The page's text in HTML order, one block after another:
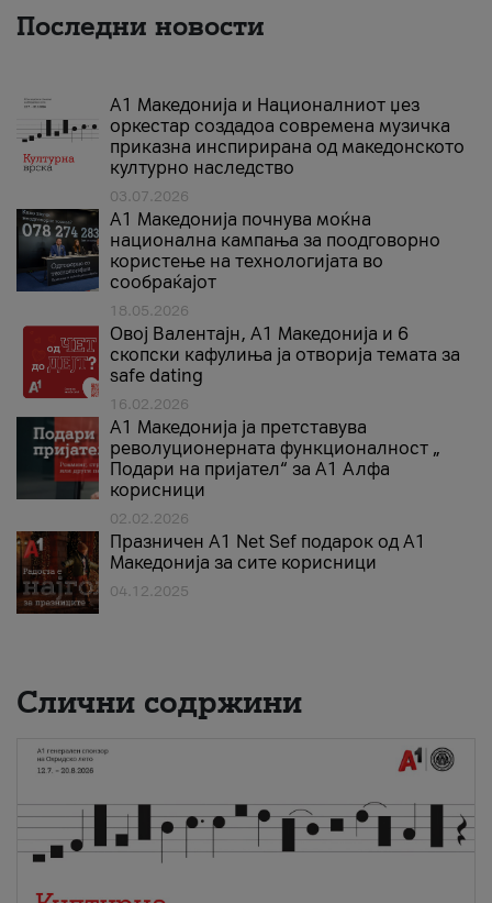
Последни новости
А1 Македонија и Националниот џез
оркестар создадоа современа музичка
приказна инспирирана од македонското
културно наследство
03.07.2026
A1 Македонија почнува моќна
национална кампања за поодговорно
користење на технологијата во
сообраќајот
18.05.2026
Овој Валентајн, A1 Македонија и 6
скопски кафулиња ја отворија темата за
safe dating
16.02.2026
А1 Македонија ја претставува
револуционерната функционалност „
Подари на пријател“ за А1 Алфа
корисници
02.02.2026
Празничен A1 Net Sеf подарок од А1
Македонија за сите корисници
04.12.2025
Слични содржини